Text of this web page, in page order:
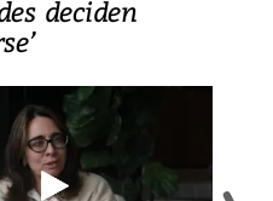
deciden